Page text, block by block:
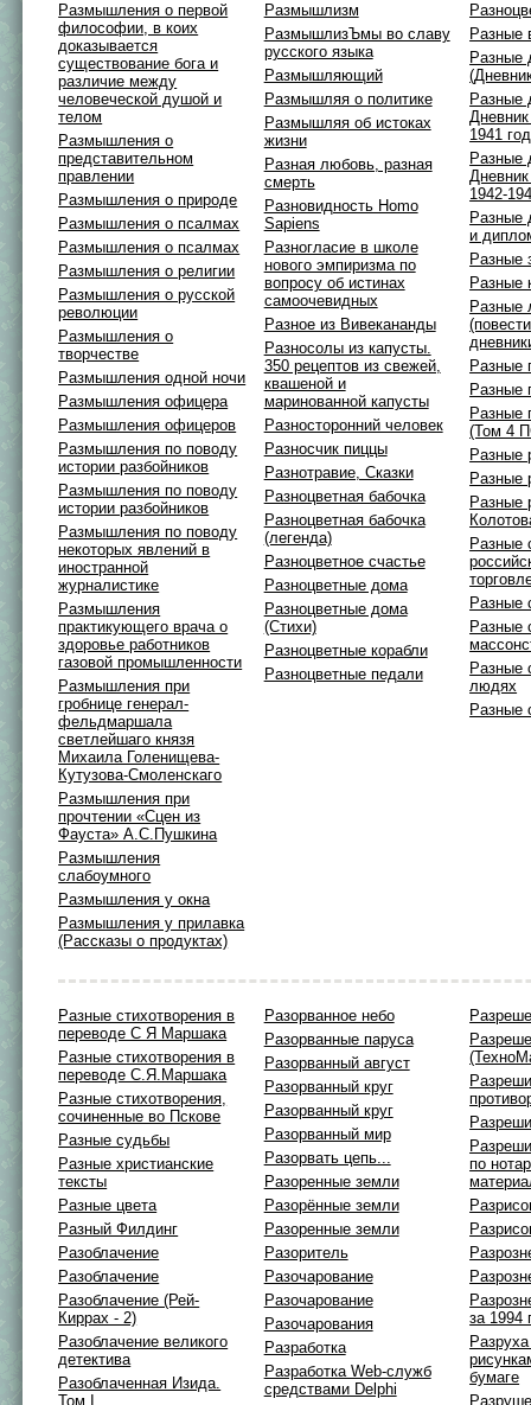
Размышления о первой
философии, в коих
доказывается
существование бога и
различие между
человеческой душой и
телом
Размышления о
представительном
правлении
Размышления о природе
Размышления о псалмах
Размышления о псалмах
Размышления о религии
Размышления о русской
революции
Размышления о
творчестве
Размышления одной ночи
Размышления офицера
Размышления офицеров
Размышления по поводу
истории разбойников
Размышления по поводу
истории разбойников
Размышления по поводу
некоторых явлений в
иностранной
журналистике
Размышления
практикующего врача о
здоровье работников
газовой промышленности
Размышления при
гробнице генерал-
фельдмаршала
светлейшаго князя
Михаила Голенищева-
Кутузова-Смоленскаго
Размышления при
прочтении «Сцен из
Фауста» А.С.Пушкина
Размышления
слабоумного
Размышления у окна
Размышления у прилавка
(Рассказы о продуктах)
Размышлизм
РазмышлизЪмы во славу
русского языка
Размышляющий
Размышляя о политике
Размышляя об истоках
жизни
Разная любовь, разная
смерть
Разновидность Homo
Sapiens
Разногласие в школе
нового эмпиризма по
вопросу об истинах
самоочевидных
Разное из Вивекананды
Разносолы из капусты.
350 рецептов из свежей,
квашеной и
маринованной капусты
Разносторонний человек
Разносчик пиццы
Разнотравие, Сказки
Разноцветная бабочка
Разноцветная бабочка
(легенда)
Разноцветное счастье
Разноцветные дома
Разноцветные дома
(Стихи)
Разноцветные корабли
Разноцветные педали
Разные
Разные
Разные
1941 год
Разные
1942-
Разные
и
Разные
Разные
Разные
Разные
Разные
Разные
(Том 4
Разные
Разные
Разные
Разные
Разные
Разные
Разные
людях
Разные
Разные стихотворения в
переводе С Я Маршака
Разные стихотворения в
переводе С.Я.Маршака
Разные стихотворения,
сочиненные во Пскове
Разные судьбы
Разные христианские
тексты
Разные цвета
Разный Филдинг
Разоблачение
Разоблачение
Разоблачение (Рей-
Киррах - 2)
Разоблачение великого
детектива
Разоблаченная Изида.
Том I
Разорванное небо
Разорванные паруса
Разорванный август
Разорванный круг
Разорванный круг
Разорванный мир
Разорвать цепь...
Разоренные земли
Разорённые земли
Разоренные земли
Разоритель
Разочарование
Разочарование
Разочарования
Разработка
Разработка Web-служб
средствами Delphi
по
за 1994
бумаге